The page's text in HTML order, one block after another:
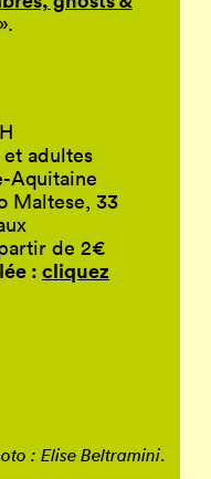
».
adultes
Aquitaine
Maltese, 33
de 2€
: cliquez
: Elise Beltramini.